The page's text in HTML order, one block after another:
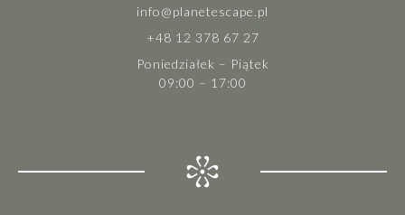
info@planetescape.pl
+48 12 378 67 27
Poniedziałek – Piątek
09:00 – 17:00